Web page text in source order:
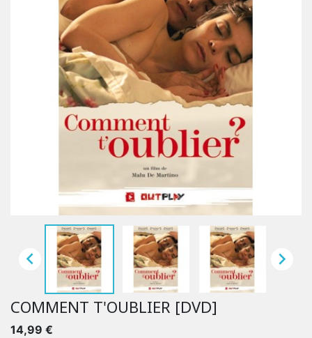
 
COMMENT T'OUBLIER [DVD]
14,99 €